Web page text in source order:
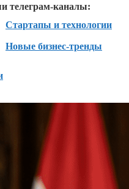
телеграм-каналы:
Стартапы и технологии
Новые бизнес-тренды